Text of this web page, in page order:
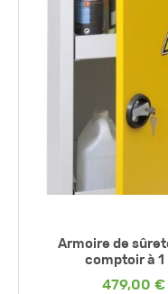
Armoire de
comptoir à 1
479,00 €